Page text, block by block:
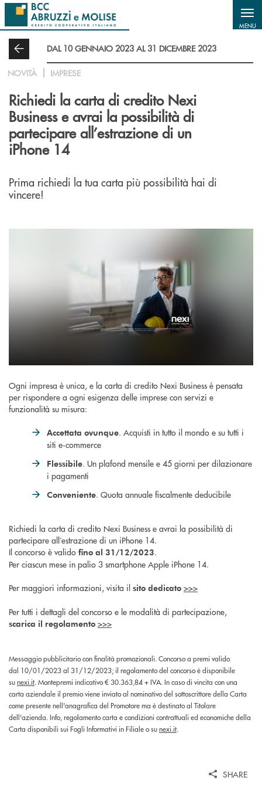
Salta al contenuto principale
MENU
DAL 10 GENNAIO 2023 AL 31 DICEMBRE 2023
NOVITÀ IMPRESE
Richiedi la carta di credito Nexi
Business e avrai la possibilità di
partecipare all’estrazione di un
iPhone 14
Prima richiedi la tua carta più possibilità hai di
vincere!
Ogni impresa è unica, e la carta di credito Nexi Business è pensata
per rispondere a ogni esigenza delle imprese con servizi e
funzionalità su misura:
Accettata ovunque. Acquisti in tutto il mondo e su tutti i
siti e‑commerce
Flessibile. Un plafond mensile e 45 giorni per dilazionare
i pagamenti
Conveniente. Quota annuale fiscalmente deducibile
Richiedi la carta di credito Nexi Business e avrai la possibilità di
partecipare all’estrazione di un iPhone 14.
Il concorso è valido fino al 31/12/2023.
Per ciascun mese in palio 3 smartphone Apple iPhone 14.
Per maggiori informazioni, visita il sito dedicato >>>
Per tutti i dettagli del concorso e le modalità di partecipazione,
scarica il regolamento >>>
Messaggio pubblicitario con finalità promozionali. Concorso a premi valido
dal 10/01/2023 al 31/12/2023; il regolamento del concorso è disponibile
sunexi.it. Montepremi indicativo € 30.363,84 + IVA. In caso di vincita con una
carta aziendale il premio viene inviato al nominativo del sottoscrittore della Carta
come presente nell'anagrafica del Promotore ma è destinato al Titolare
dell'azienda. Info, regolamento carta e condizioni contrattuali ed economiche della
Carta disponibili sui Fogli Informativi in Filiale o sunexi.it.
SHARE